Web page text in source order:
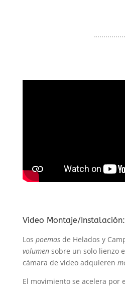
Video Montaje/
Los poemasde Helados y
volumensobre un solo lienzo
cámara de vídeo adquieren
El movimiento se acelera por